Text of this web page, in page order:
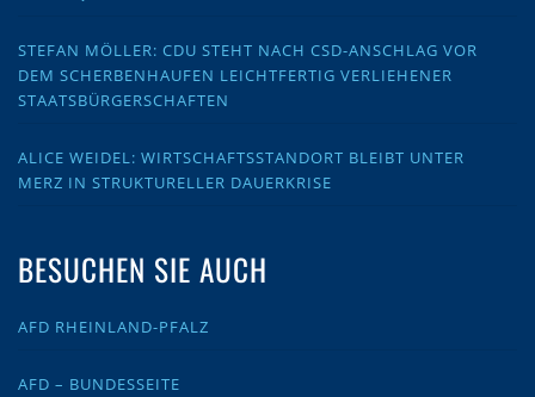
STEFAN MÖLLER: CDU STEHT NACH CSD-ANSCHLAG VOR
DEM SCHERBENHAUFEN LEICHTFERTIG VERLIEHENER
STAATSBÜRGERSCHAFTEN
ALICE WEIDEL: WIRTSCHAFTSSTANDORT BLEIBT UNTER
MERZ IN STRUKTURELLER DAUERKRISE
BESUCHEN SIE AUCH
AFD RHEINLAND-PFALZ
AFD – BUNDESSEITE